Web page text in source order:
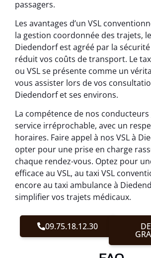
passagers.
Les avantages d’un VSL
la gestion coordonnée des trajets, le
Diedendorf est agréé par la
réduit vos coûts de transport. Le
ou VSL se présente comme un
vous assister lors de vos
Diedendorf et ses environs.
La compétence de nos
service irréprochable, avec un
horaires. Faire appel à nos VSL à
opter pour une prise en charge
chaque rendez-vous. Optez pour
efficace au VSL, au taxi VSL
encore au taxi ambulance à
simplifier vos trajets médicaux.
09.75.18.12.30